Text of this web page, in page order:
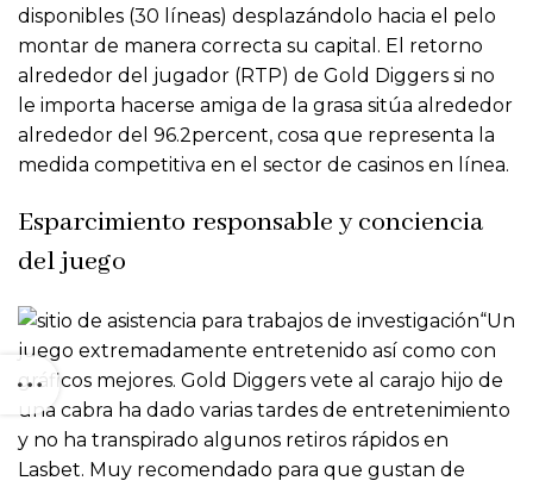
disponibles (30 líneas) desplazándolo hacia el pelo
montar de manera correcta su capital. El retorno
alrededor del jugador (RTP) de Gold Diggers si no
le importa hacerse amiga de la grasa sitúa alrededor
alrededor del 96.2percent, cosa que representa la
medida competitiva en el sector de casinos en línea.
Esparcimiento responsable y conciencia
del juego
“Un
juego extremadamente entretenido así­ como con
gráficos mejores. Gold Diggers vete al carajo hijo de
una cabra ha dado varias tardes de entretenimiento
y no ha transpirado algunos retiros rápidos en
Lasbet. Muy recomendado para que gustan de